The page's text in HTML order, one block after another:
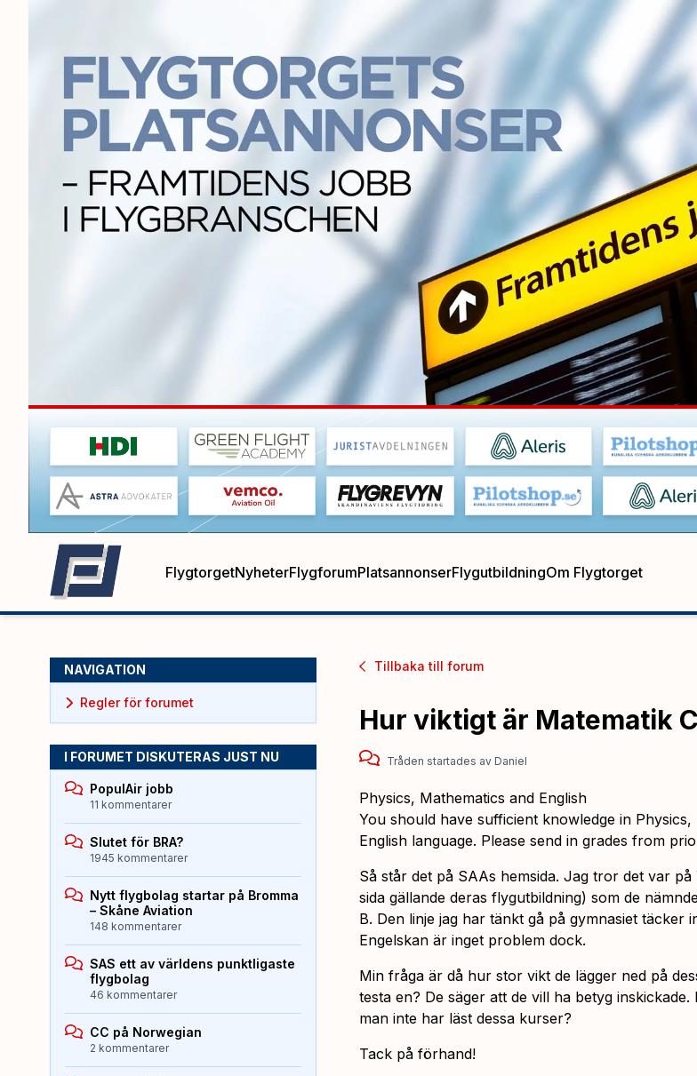
FlygtorgetNyheterFlygforumPlatsannonserFlygutbildningOm Flygtorget
Tillbaka till forum
Hur viktigt är Matematik
Tråden startades av Daniel
Physics, Mathematics and English
You should have sufficient knowledge in
English language. Please send in grades from
Så står det på SAAs hemsida. Jag tror det var
sida gällande deras flygutbildning) som de
B. Den linje jag har tänkt gå på gymnasiet täcker
Engelskan är inget problem dock.
Min fråga är då hur stor vikt de lägger ned på
testa en? De säger att de vill ha betyg
man inte har läst dessa kurser?
Tack på förhand!
NAVIGATION
Regler för forumet
I FORUMET DISKUTERAS JUST NU
PopulAir jobb
11 kommentarer
Slutet för BRA?
1945 kommentarer
Nytt flygbolag startar på Bromma
– Skåne Aviation
148 kommentarer
SAS ett av världens punktligaste
flygbolag
46 kommentarer
CC på Norwegian
2 kommentarer